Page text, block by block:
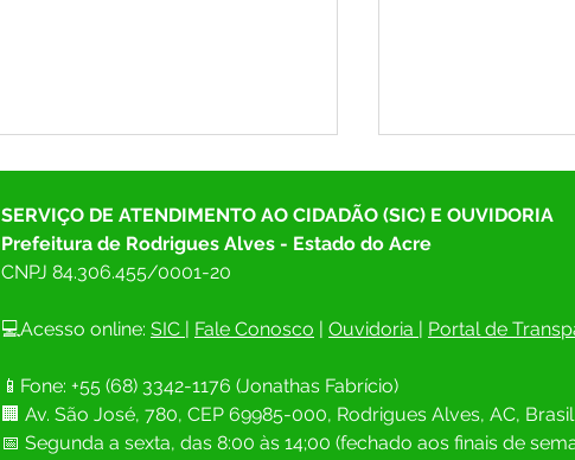
ALVES PROMOVE MOMENTO
DE DIÁLOGO E CONSTRUÇÃO
COLETIVA NA 7ª CONFERÊNCIA
Municipal de
Rodrigues Alves
SERVIÇO DE ATENDIMENTO AO CIDADÃO (SIC) E OUVIDORIA
Prefeitura de Rodrigues Alves - Estado do Acre
CNPJ 84.306.455/0001-20
💻Acesso online: SIC Fale Conosco Ouvidoria Portal de
📱Fone: +55 (68) 3342-1176 (Jonathas Fabrício)
🏢 Av. São José, 780, CEP 69985-000, Rodrigues Alves, AC, Brasil
📅 Segunda a sexta, das 8:00 às 14;00 (fechado aos finais de